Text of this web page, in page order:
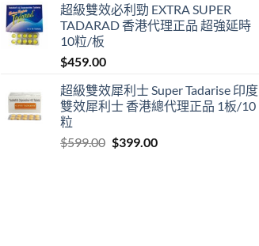
$399.00
through
超級雙效必利勁 EXTRA SUPER
TADARAD 香港代理正品 超強延時
10粒/板
$459.00
超級雙效犀利士 Super Tadarise 印度
雙效犀利士 香港總代理正品 1板/10
粒
$599.00 Original
$399.00Current